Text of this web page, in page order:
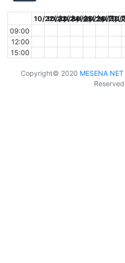
10/22(水)
10/23(木)
10/24(金)
10/25(土)
10/26(日)
10/27(
10/
09:00
12:00
15:00
Copyright© 2020 MESENA